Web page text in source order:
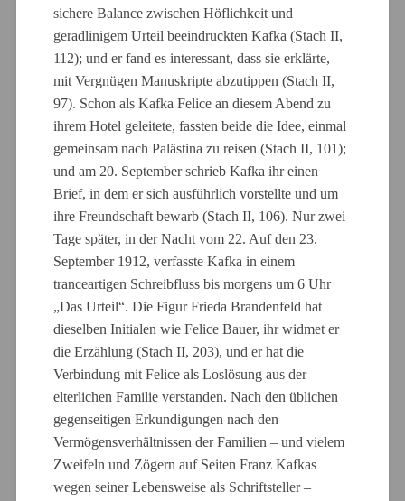
sichere Balance zwischen Höflichkeit und
geradlinigem Urteil beeindruckten Kafka (Stach II,
112); und er fand es interessant, dass sie erklärte,
mit Vergnügen Manuskripte abzutippen (Stach II,
97). Schon als Kafka Felice an diesem Abend zu
ihrem Hotel geleitete, fassten beide die Idee, einmal
gemeinsam nach Palästina zu reisen (Stach II, 101);
und am 20. September schrieb Kafka ihr einen
Brief, in dem er sich ausführlich vorstellte und um
ihre Freundschaft bewarb (Stach II, 106). Nur zwei
Tage später, in der Nacht vom 22. Auf den 23.
September 1912, verfasste Kafka in einem
tranceartigen Schreibfluss bis morgens um 6 Uhr
„Das Urteil“. Die Figur Frieda Brandenfeld hat
dieselben Initialen wie Felice Bauer, ihr widmet er
die Erzählung (Stach II, 203), und er hat die
Verbindung mit Felice als Loslösung aus der
elterlichen Familie verstanden. Nach den üblichen
gegenseitigen Erkundigungen nach den
Vermögensverhältnissen der Familien – und vielem
Zweifeln und Zögern auf Seiten Franz Kafkas
wegen seiner Lebensweise als Schriftsteller –